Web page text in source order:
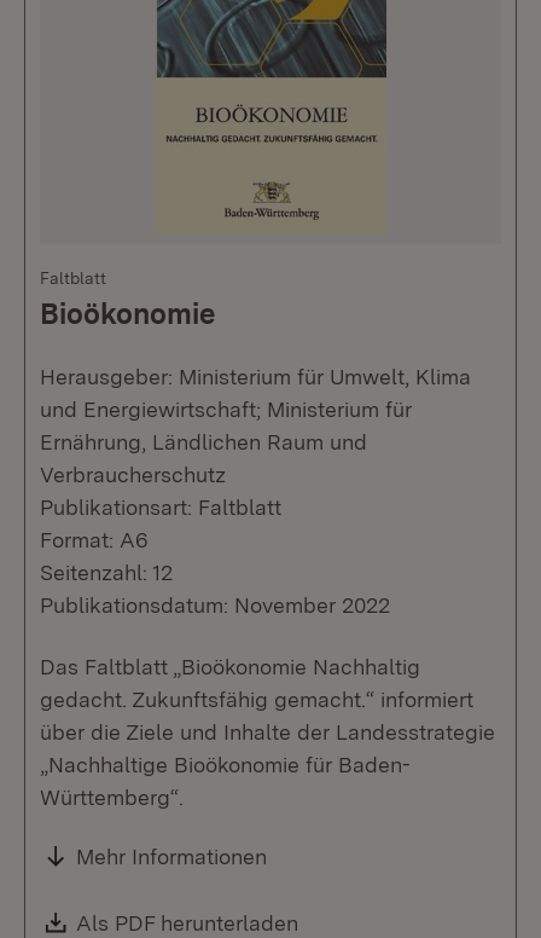
Faltblatt
Bioökonomie
Herausgeber: Ministerium für Umwelt, Klima
und Energiewirtschaft; Ministerium für
Ernährung, Ländlichen Raum und
Verbraucherschutz
Publikationsart: Faltblatt
Format: A6
Seitenzahl: 12
Publikationsdatum: November 2022
Das Faltblatt „Bioökonomie Nachhaltig
gedacht. Zukunftsfähig gemacht.“ informiert
über die Ziele und Inhalte der Landesstrategie
„Nachhaltige Bioökonomie für Baden-
Württemberg“.
Mehr Informationen
Download:
Als PDF herunterladen